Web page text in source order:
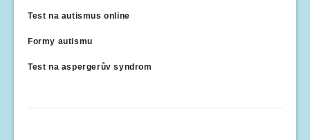
Test na autismus online
Formy autismu
Test na aspergerův syndrom